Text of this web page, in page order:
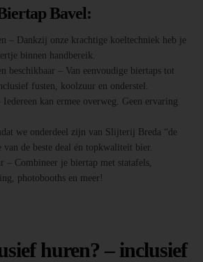
Bavel:
– Dankzij onze krachtige koeltechniek heb je
binnen handbereik.
beschikbaar – Van eenvoudige biertaps tot
fusten, koolzuur en onderstel.
kan ermee overweg. Geen ervaring
we onderdeel zijn van Slijterij Breda “de
de beste deal én topkwaliteit bier.
– Combineer je biertap met statafels,
photobooths en meer!
huren? – inclusief